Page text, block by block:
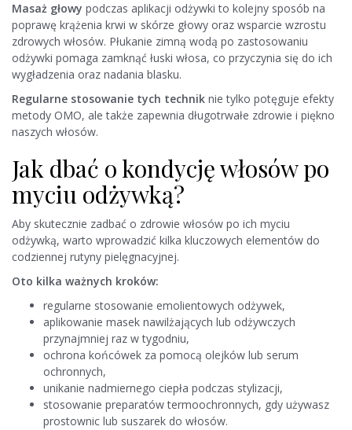
Masaż głowy podczas aplikacji odżywki to kolejny sposób na
poprawę krążenia krwi w skórze głowy oraz wsparcie wzrostu
zdrowych włosów. Płukanie zimną wodą po zastosowaniu
odżywki pomaga zamknąć łuski włosa, co przyczynia się do ich
wygładzenia oraz nadania blasku.
Regularne stosowanie tych technik nie tylko potęguje efekty
metody OMO, ale także zapewnia długotrwałe zdrowie i piękno
naszych włosów.
Jak dbać o kondycję włosów po
myciu odżywką?
Aby skutecznie zadbać o zdrowie włosów po ich myciu
odżywką, warto wprowadzić kilka kluczowych elementów do
codziennej rutyny pielęgnacyjnej.
Oto kilka ważnych kroków:
regularne stosowanie emolientowych odżywek,
aplikowanie masek nawilżających lub odżywczych
przynajmniej raz w tygodniu,
ochrona końcówek za pomocą olejków lub serum
ochronnych,
unikanie nadmiernego ciepła podczas stylizacji,
stosowanie preparatów termoochronnych, gdy używasz
prostownic lub suszarek do włosów.